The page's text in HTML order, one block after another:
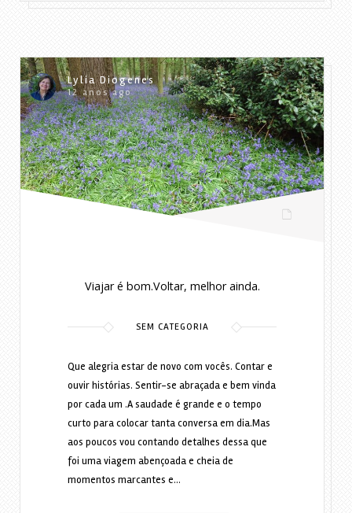
Lylia Diogenes
12 anos ago
Viajar é bom.Voltar, melhor ainda.
SEM CATEGORIA
Que alegria estar de novo com vocês. Contar e
ouvir histórias. Sentir-se abraçada e bem vinda
por cada um .A saudade é grande e o tempo
curto para colocar tanta conversa em dia.Mas
aos poucos vou contando detalhes dessa que
foi uma viagem abençoada e cheia de
momentos marcantes e…